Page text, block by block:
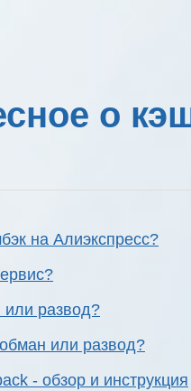
о
на Алиэкспресс?
или развод?
или развод?
- обзор и инструкция